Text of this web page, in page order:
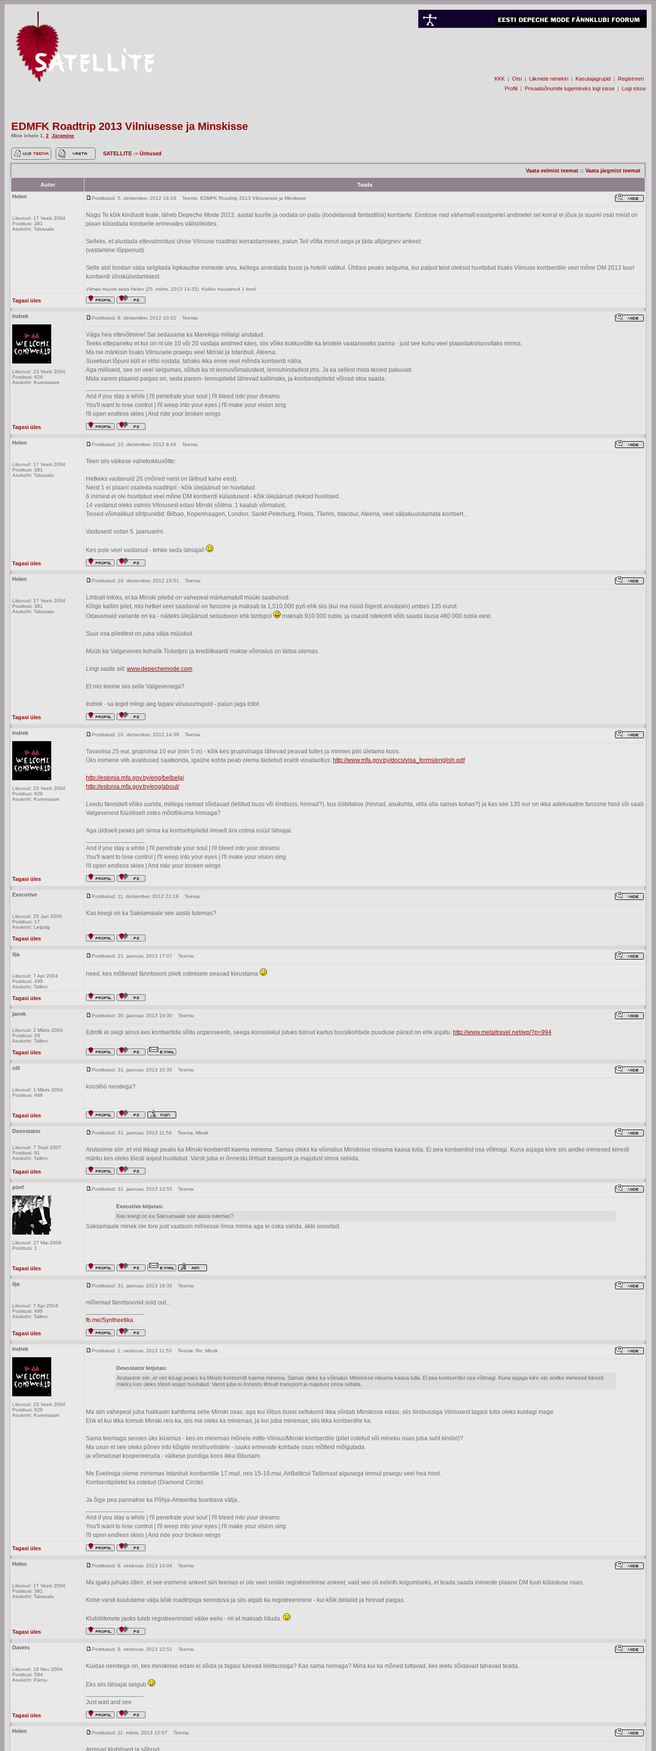
KKK | Otsi | Liikmete nimekiri | Kasutajagrupid | Registreeri
Profiil | Privaatsõnumite lugemiseks logi sisse | Logi sisse
EDMFK Roadtrip 2013 Vilniusesse ja Minskisse
Mine lehele 1 2 Järgmine
SATELLITE -> Üritused
Vaata eelmist teemat :: Vaata järgmist teemat
Autor
Teade
Helen
Liitunud: 17 Veeb 2004
Postitusi: 381
Asukoht: Tabasalu
Postitatud: 5. detsember, 2012 16:24 Teema: EDMFK Roadtrip 2013 Vilniusesse ja Minskisse
Nagu Te kõik kindlasti teate, läheb Depeche Mode 2013. aastal tuurile ja oodata on palju (loodetavasti fantastilisi) kontserte. Eestisse nad vähemalt esialgsetel andmetel sel korral ei jõua ja suurel osal meist on
plaan külastada kontserte erinevates välisriikides.
Selleks, et alustada ettevalmistusi ühise Vilniuse roadtripi korraldamiseks, palun Teil võtta minut aega ja täita alljärgnev ankeet:
(vastamine lõppenud)
Selle abil loodan välja selgitada ligikaudse inimeste arvu, kellega arvestada bussi ja hotelli valikul. Ühtlasi peaks selguma, kui paljud teist oleksid huvitatud lisaks Vilniuse kontserdile veel mõne DM 2013 tuuri
kontserdi ühiskülastamisest.
Viimati muutis seda Helen (25. märts, 2013 14:35). Kokku muudetud 1 kord
Tagasi üles
Indrek
Liitunud: 23 Veeb 2004
Postitusi: 626
Asukoht: Kuressaare
Postitatud: 8. detsember, 2012 10:22 Teema:
Väga hea ettevõtmine! Sai sedasama ka Marekiga millalgi arutatud.
Teeks ettepaneku et kui on nt üle 10 või 20 vastaja andmed käes, siis võiks kokkuvõtte ka teistele vaatamiseks panna - just see kuhu veel plaanitaks/soovitaks minna.
Ma ise märkisin lisaks Vilniusele praegu veel Minski ja Istanbuli, Ateena.
Suvetuuri lõpuni küll ei viitsi oodata, tahaks ikka enne veel mõnda kontserdi näha.
Aga milliseid, see on veel selgumas, sõltub ka nt lennuvõimalustest, lennuhindadest jms. Ja ka sellest mida teised pakuvad.
Mida varem plaanid paigas on, seda parem- lennupiletid lähevad kallimaks, ja kontserdipiletid võivad otsa saada.
And if you stay a while | I'll penetrate your soul | I'll bleed into your dreams
You'll want to lose control | I'll weep into your eyes | I'll make your vision sing
I'll open endless skies | And ride your broken wings
Tagasi üles
Helen
Liitunud: 17 Veeb 2004
Postitusi: 381
Asukoht: Tabasalu
Postitatud: 10. detsember, 2012 9:44 Teema:
Teen siis väikese vahekokkuvõtte:
Hetkeks vastanuid 26 (mõned neist on täitnud kahe eest).
Neist 1 ei plaani osaleda roadtripil - kõik ülejäänud on huvitatud.
6 inimest ei ole huvitatud veel mõne DM kontserdi külastusest - kõik ülejäänud oleksid huvilised.
14 vastanut oleks valmis Vilniusest edasi Minski sõitma. 1 kaalub võimalust.
Teised võimalikud sihtpunktid: Bilbao, Kopenhaagen, London, Sankt-Peterburg, Poola, Tšehhi, Istanbul, Ateena, veel väljakuulutamata kontsert...
Vastuseid ootan 5. jaanuarini.
Kes pole veel vastanud - tehke seda lähiajal!
Tagasi üles
Helen
Liitunud: 17 Veeb 2004
Postitusi: 381
Asukoht: Tabasalu
Postitatud: 10. detsember, 2012 10:51 Teema:
Lihtsalt infoks, et ka Minski piletid on vahepeal märkamatult müüki saabunud.
Kõige kallim pilet, mis hetkel veel saadaval on fanzone ja maksab ta 1,510,000 руб ehk siis (kui ma nüüd õigesti arvutasin) umbes 135 eurot.
Odavamaid variante on ka - näiteks ülejäänud seisutsoon ehk tantspol
maksab 910 000 rubla. ja osasid istekohti võib saada lausa 460 000 rubla eest.
Suur osa piletitest on juba välja müüdud.
Müüb ka Valgevenes kohalik Ticketpro ja krediitkaardi makse võimalus on täitsa olemas.
Lingi saate siit: www.depechemode.com
Et mis teeme siis selle Valgevenega?
Indrek - sa tegid mingi aeg tagasi viisauuringuid - palun jaga infot.
Tagasi üles
Indrek
Liitunud: 23 Veeb 2004
Postitusi: 626
Asukoht: Kuressaare
Postitatud: 10. detsember, 2012 14:38 Teema:
Tavaviisa 25 eur, grupiviisa 10 eur (min 5 in) - kõik kes grupiviisaga lähevad peavad tulles ja minnes piiri ületama koos.
Üks inimene viib avaldused saatkonda, igaühe kohta peab olema täidetud eraldi viisataotlus: http://www.mfa.gov.by/docs/visa_forms/english.pdf
http://estonia.mfa.gov.by/eng/belbelg/
http://estonia.mfa.gov.by/eng/about/
Leedu fännidelt võiks uurida, millega nemad sõidavad (tellitud buss või liinibuss, hinnad?), kus ööbitakse (hinnad, asukohta, vbla olla samas kohas?) ja kas see 135 eur on ikka adekvaatne fanzone hind või saab
Valgevenest füüsiliselt ostes mõistlikuma hinnaga?
Aga üldiselt peaks jah sinna ka kontsetripiletid ilmselt ära ostma nüüd lähiajal.
And if you stay a while | I'll penetrate your soul | I'll bleed into your dreams
You'll want to lose control | I'll weep into your eyes | I'll make your vision sing
I'll open endless skies | And ride your broken wings
Tagasi üles
Executive
Liitunud: 25 Jan 2006
Postitusi: 17
Asukoht: Leipzig
Postitatud: 11. detsember, 2012 21:18 Teema:
Kas keegi on ka Saksamaale see aasta tulemas?
Tagasi üles
ilja
Liitunud: 7 Apr 2004
Postitusi: 499
Asukoht: Tallinn
Postitatud: 21. jaanuar, 2013 17:07 Teema:
need, kes mõtlevad fänntsooni pileti ostmisele peavad kiirustama
Tagasi üles
janek
Liitunud: 2 Märts 2004
Postitusi: 29
Asukoht: Tallinn
Postitatud: 30. jaanuar, 2013 19:30 Teema:
Edmfk ei olegi ainus kes kontsertide sõitu organiseerib, seega koosolekul jutuks tulnud kartus bussikohtade puuduse pärast on ehk asjatu. http://www.metaltravel.net/wp/?p=994
Tagasi üles
olli
Liitunud: 1 Märts 2004
Postitusi: 948
Postitatud: 31. jaanuar, 2013 10:35 Teema:
koostöö nendega?
Tagasi üles
Devostator
Liitunud: 7 Sept 2007
Postitusi: 91
Asukoht: Tallinn
Postitatud: 31. jaanuar, 2013 11:54 Teema: Minsk
Arutasime siin ,et vist ikkagi peaks ka Minski kontserdit kaema minema. Samas oleks ka võimalus Minskisse niisama kaasa tulla. Ei pea kontserdist osa võtmagi. Kuna asjaga kiire siis andke inimesed kiiresti
märku kes oleks tõesti asjast huvitatud. Varsti juba ei õnnestu lihtsalt transporti ja majutust sinna sebida.
Tagasi üles
pimf
Liitunud: 27 Mai 2009
Postitusi: 1
Postitatud: 31. jaanuar, 2013 13:55 Teema:
Executive kirjutas:
Kas keegi on ka Saksamaale see aasta tulemas?
Saksamaale minek ole tore just vaatasin millsesse linna minna aga ei oska valida, äkki soovitad.
Tagasi üles
ilja
Liitunud: 7 Apr 2004
Postitusi: 499
Asukoht: Tallinn
Postitatud: 31. jaanuar, 2013 18:30 Teema:
mõlemad fänntsoonid sold out...
fb.me/Syntheetika
Tagasi üles
Indrek
Liitunud: 23 Veeb 2004
Postitusi: 626
Asukoht: Kuressaare
Postitatud: 1. veebruar, 2013 11:53 Teema: Re: Minsk
Devostator kirjutas:
Arutasime siin ,et vist ikkagi peaks ka Minski kontserdit kaema minema. Samas oleks ka võimalus Minskisse niisama kaasa tulla. Ei pea kontserdist osa võtmagi. Kuna asjaga kiire siis andke inimesed kiiresti
märku kes oleks tõesti asjast huvitatud. Varsti juba ei õnnestu lihtsalt transporti ja majutust sinna sebida.
Ma siin vahepeal juba hakkasin kahtlema selle Minski osas, aga kui lõbus bussi seltskond ikka sõidab Minskisse edasi, siis liinibussiga Vilniusest tagasi tulla oleks kuidagi mage.
Ehk et kui ikka toimub Minski reis ka, siis ma oleks ka minemas, ja kui juba minemas, siis ikka kontserdile ka.
Sama teemaga seoses üks küsimus - kes on minemas mõnele mitte-Vilnius/Minski kontserdile (pilet ostetud või mineku osas juba suht kindel)?
Ma usun et see oleks põnev info kõigile reisihuvilistele - saaks erinevate kohtade osas mõtteid mõlgutada
ja võimalusel koopereeruda - väikese pundiga koos ikka lõbusam.
Me Eveliniga oleme minemas Istanbuli kontserdile 17.mail, reis 15-19.mai, AirBalticul Tallinnast algusega lennul praegu veel hea hind.
Kontserdipiletid ka ostetud (Diamond Circle).
Ja õige pea pannakse ka Põhja-Ameerika tuurikava välja...
And if you stay a while | I'll penetrate your soul | I'll bleed into your dreams
You'll want to lose control | I'll weep into your eyes | I'll make your vision sing
I'll open endless skies | And ride your broken wings
Tagasi üles
Helen
Liitunud: 17 Veeb 2004
Postitusi: 381
Asukoht: Tabasalu
Postitatud: 8. veebruar, 2013 14:04 Teema:
Ma igaks juhuks ütlen, et see esimene ankeet siin teemas ei ole veel reisile registreerimise ankeet, vaid see oli eelinfo kogumiseks, et teada saada inimeste plaane DM tuuri külastuse osas.
Kohe varsti kuulutame välja kõik roadtripiga seonduva ja siis algab ka registreerimine - kui kõik detailid ja hinnad paigas.
Klubiliikmete jaoks tuleb registreerimisel väike eelis - nii et maksab liituda.
Tagasi üles
Davets
Liitunud: 18 Nov 2004
Postitusi: 594
Asukoht: Pärnu
Postitatud: 8. veebruar, 2013 15:51 Teema:
Kuidas nendega on, kes minskisse edasi ei sõida ja tagasi tulevad liinibussiga? Kas sama hinnaga? Mina kui ka mõned tuttavad, kes leetu sõidavad tahavad teada.
Eks siis lähiajal selgub
Just wait and see
Tagasi üles
Helen Postitatud: 11. märts, 2013 12:57 Teema:
Armsad klubilised ja sõbrad,